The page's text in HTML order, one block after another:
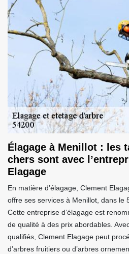
Élagage à Menillot : les
chers sont avec
Elagage
En matière d’élagage, Clement
offre ses services à Menillot, dans le
Cette entreprise d’élagage est
de qualité à des prix abordables.
qualifiés, Clement Elagage peut
d’arbres fruitiers ou d’arbres